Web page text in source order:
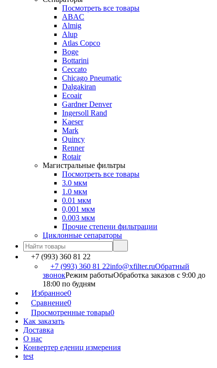
Посмотреть все товары
ABAC
Almig
Alup
Atlas Copco
Boge
Bottarini
Ceccato
Chicago Pneumatic
Dalgakiran
Ecoair
Gardner Denver
Ingersoll Rand
Kaeser
Mark
Quincy
Renner
Rotair
Магистральные фильтры
Посмотреть все товары
3.0 мкм
1.0 мкм
0.01 мкм
0,001 мкм
0.003 мкм
Прочие степени фильтрации
Циклонные сепараторы
+7 (993) 360 81 22
+7 (993) 360 81 22info@xfilter.ruОбратный
звонокРежим работыОбработка заказов с 9:00 до
18:00 по будням
Избранное0
Сравнение0
Просмотренные товары0
Как заказать
Доставка
О нас
Конвертер едениц измерения
test